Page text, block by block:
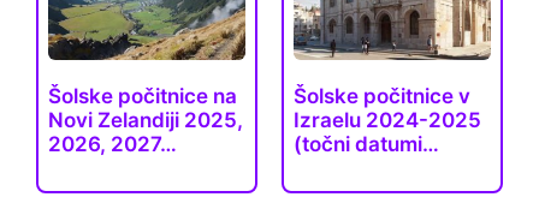
Šolske počitnice na
Novi Zelandiji 2025,
2026, 2027…
Šolske počitnice v
Izraelu 2024-2025
(točni datumi…